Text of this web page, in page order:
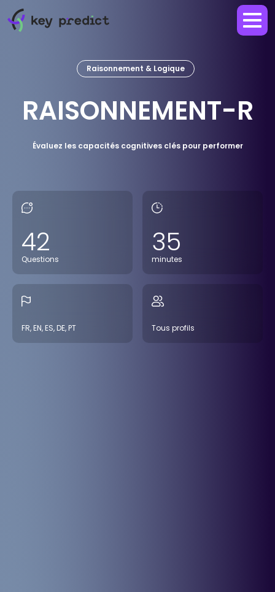
Raisonnement & Logique
RAISONNEMENT-R
Évaluez les capacités cognitives clés pour performer
42
Questions
35
minutes
FR, EN, ES, DE, PT Tous profils